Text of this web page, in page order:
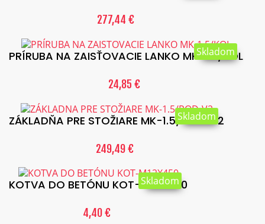
277,44 €
PRÍRUBA NA ZAISŤOVACIE LANKO MK-1.5/KOL
24,85 €
Skladom
ZÁKLADŇA PRE STOŽIARE MK-1.5/POD-V2
249,49 €
Skladom
KOTVA DO BETÓNU KOT-M12X450
4,40 €
Skladom